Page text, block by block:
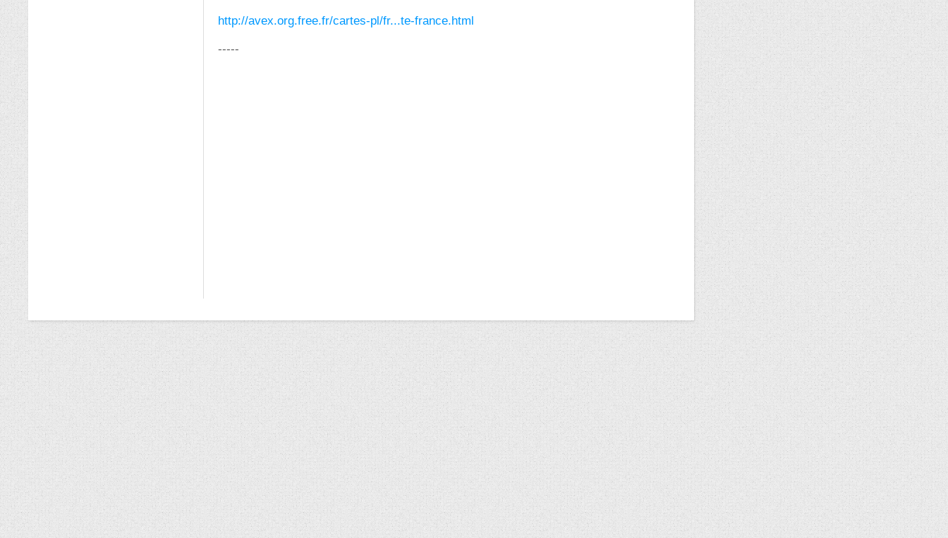
http://avex.org.free.fr/cartes-pl/fr...te-france.html
-----